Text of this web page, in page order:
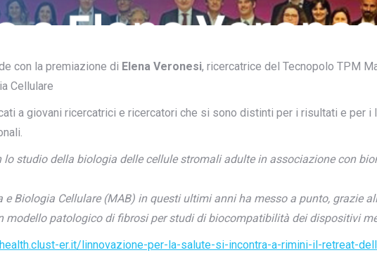
con la premiazione di Elena Veronesi, ricercatrice del Tecnopolo TPM
Cellulare
a giovani ricercatrici e ricercatori che si sono distinti per i risultati e per
studio della biologia delle cellule stromali adulte in associazione con
Biologia Cellulare (MAB) in questi ultimi anni ha messo a punto, grazie
modello patologico di fibrosi per studi di biocompatibilità dei dispositivi
er.it/linnovazione-per-la-salute-si-incontra-a-rimini-il-retreat-